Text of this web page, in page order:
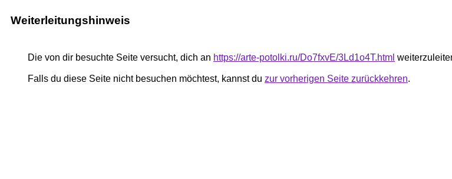
Weiterleitungshinweis
Die von dir besuchte Seite versucht, dich an https://arte-potolki.ru/Do7fxvE/3Ld1o4T.html
Falls du diese Seite nicht besuchen möchtest, kannst du zur vorherigen Seite zurückkehren.